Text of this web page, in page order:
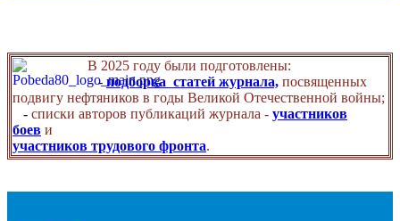
В 2025 году были подготовлены:
- подборка статей журнала, посвященных
подвигу нефтяников в годы Великой Отечественной войны;
- списки авторов публикаций журнала - участников
боев и
участников трудового фронта.